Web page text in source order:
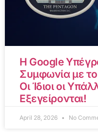
Η Google
Συμφωνία με
Οι Ίδιοι οι
Εξεγείρονται!
April 28, 2026 No